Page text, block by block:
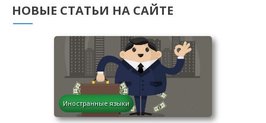
НОВЫЕ СТАТЬИ НА САЙТЕ
Иностранные языки